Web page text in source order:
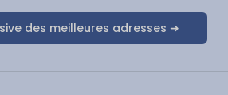
des meilleures adresses ➜